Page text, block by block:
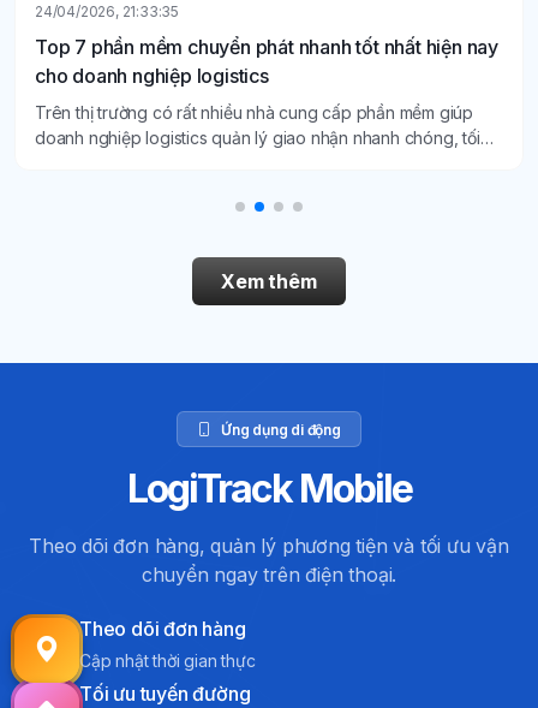
24/04/2026, 21:33:35
Top 7 phần mềm chuyển phát nhanh tốt nhất hiện nay
cho doanh nghiệp logistics
Trên thị trường có rất nhiều nhà cung cấp phần mềm giúp
doanh nghiệp logistics quản lý giao nhận nhanh chóng, tối
hiện nay dành cho doanh nghiệp logistics.
Xem thêm
Ứng dụng di động
LogiTrack Mobile
Theo dõi đơn hàng, quản lý phương tiện và tối ưu vận
chuyển ngay trên điện thoại.
Theo dõi đơn hàng
Cập nhật thời gian thực
Tối ưu tuyến đường